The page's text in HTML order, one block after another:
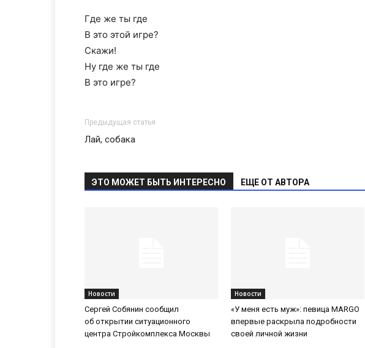
Где же ты где
В это этой игре?
Скажи!
Ну где же ты где
В это игре?
Предыдущая статья
Лай, собака
ЭТО МОЖЕТ БЫТЬ ИНТЕРЕСНО ЕЩЕ ОТ АВТОРА
Новости
Сергей Собянин сообщил
об открытии ситуационного
центра Стройкомплекса Москвы
Новости
«У меня есть муж»: певица MARGO
впервые раскрыла подробности
своей личной жизни